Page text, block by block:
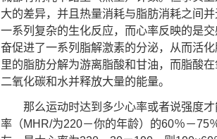
大的差异，并且热量消耗与脂肪消耗之间
一系列复杂的生化反应，而心率反映的是
奋促进了一系列脂解激素的分泌，从而活
里的脂肪分解为游离脂酸和甘油，而脂酸
二氧化碳和水并释放大量的能量。
那么运动时达到多少心率或者说强度才
率（MHR/为220－你的年龄）的60％－75